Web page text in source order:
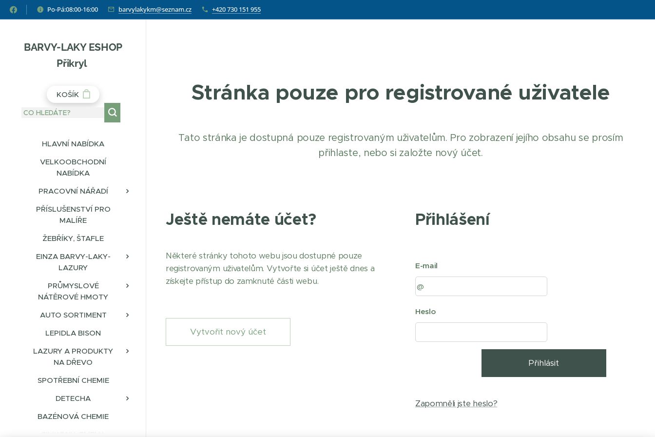
Po-Pá:08:00-16:00 barvylakykm@seznam.cz +420 730 151 955
BARVY-LAKY ESHOP
Přikryl
KOŠÍK
HLAVNÍ NABÍDKA
VELKOOBCHODNÍ
NABÍDKA
PRACOVNÍ NÁŘADÍ
PŘÍSLUŠENSTVÍ PRO
MALÍŘE
ŽEBŘÍKY, ŠTAFLE
EINZA BARVY-LAKY-
LAZURY
PRŮMYSLOVÉ
NÁTĚROVÉ HMOTY
AUTO SORTIMENT
LEPIDLA BISON
LAZURY A PRODUKTY
NA DŘEVO
SPOTŘEBNÍ CHEMIE
DETECHA
BAZÉNOVÁ CHEMIE
Stránka pouze pro registrované uživatele
Tato stránka je dostupná pouze registrovaným uživatelům. Pro zobrazení jejího obsahu se prosím
přihlaste, nebo si založte nový účet.
Ještě nemáte účet?
Některé stránky tohoto webu jsou dostupné pouze
registrovaným uživatelům. Vytvořte si účet ještě dnes a
získejte přístup do zamknuté části webu.
Vytvořit nový účet
Přihlášení
E-mail
Heslo
Přihlásit
Zapomněli jste heslo?